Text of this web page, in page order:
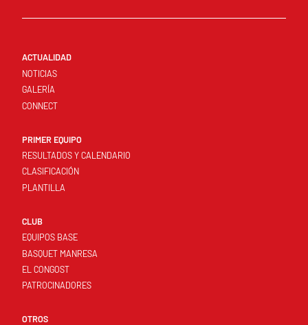
ACTUALIDAD
NOTICIAS
GALERÍA
CONNECT
PRIMER EQUIPO
RESULTADOS Y CALENDARIO
CLASIFICACIÓN
PLANTILLA
CLUB
EQUIPOS BASE
BASQUET MANRESA
EL CONGOST
PATROCINADORES
OTROS